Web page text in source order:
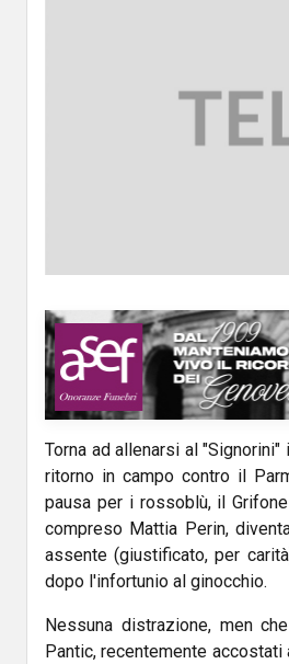
Torna ad allenarsi al
ritorno in campo contro il
pausa per i rossoblù, il
compreso Mattia Perin,
assente (giustificato, per
dopo l'infortunio al ginocchio.
Nessuna distrazione, men
Pantic, recentemente